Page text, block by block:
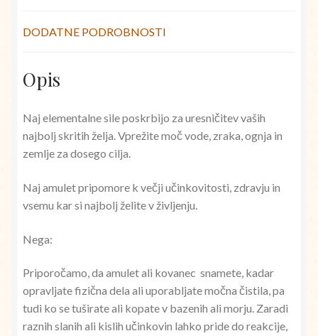
DODATNE PODROBNOSTI
Opis
Naj elementalne sile poskrbijo za uresničitev vaših
najbolj skritih želja. Vprežite moč vode, zraka, ognja in
zemlje za dosego cilja.
Naj amulet pripomore k večji učinkovitosti, zdravju in
vsemu kar si najbolj želite v življenju.
Nega:
Priporočamo, da amulet ali kovanec snamete, kadar
opravljate fizična dela ali uporabljate močna čistila, pa
tudi ko se tuširate ali kopate v bazenih ali morju. Zaradi
raznih slanih ali kislih učinkovin lahko pride do reakcije,